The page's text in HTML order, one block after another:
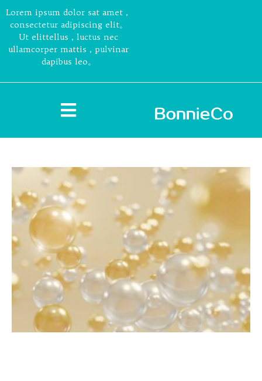
Lorem ipsum dolor sat amet，
consectetur adipiscing elit。
Ut elittellus，luctus nec
ullamcorper mattis，pulvinar
dapibus leo。